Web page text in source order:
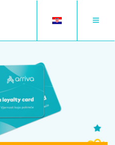
Toggle
Toggle